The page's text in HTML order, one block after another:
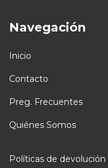
Navegación
Inicio
Contacto
Preg. Frecuentes
Quiénes Somos
Políticas de devolución